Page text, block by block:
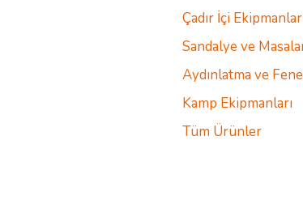
Çadır İçi Ekipmanlar
Sandalye ve
Aydınlatma ve
Kamp Ekipmanları
Tüm Ürünler